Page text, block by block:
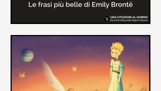
Le frasi più belle di "Cime
Tempestose" di Emily Brontë
"Cime Tempestose" rimane l'unico
romanzo scritto da Emily Brontë